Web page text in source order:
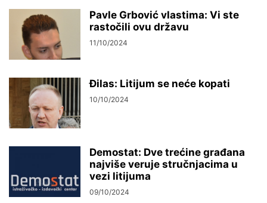
Pavle Grbović vlastima: Vi ste
rastočili ovu državu
11/10/2024
Đilas: Litijum se neće kopati
10/10/2024
Demostat: Dve trećine građana
najviše veruje stručnjacima u
vezi litijuma
09/10/2024